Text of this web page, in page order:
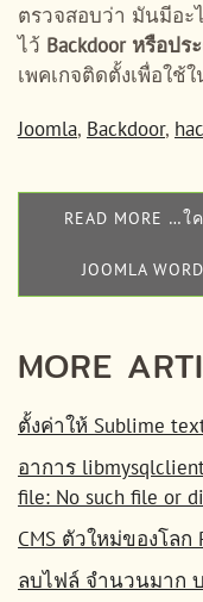
ตรวจสอบว่า มันมีอะ
ไว้ Backdoor หรือปร
เพคเกจติดตั้งเพื่อใช้
Joomla, Backdoor,
READ MORE …
JOOMLA
MORE
ตั้งค่าให้ Sublime
อาการ
file: No such file or
CMS ตัวใหม่ของโลก
ลบไฟล์ จำนวนมาก